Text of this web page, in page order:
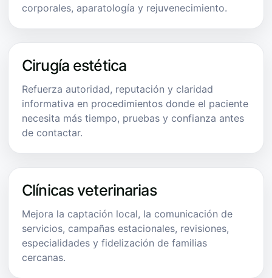
corporales, aparatología y rejuvenecimiento.
Cirugía estética
Refuerza autoridad, reputación y claridad
informativa en procedimientos donde el paciente
necesita más tiempo, pruebas y confianza antes
de contactar.
Clínicas veterinarias
Mejora la captación local, la comunicación de
servicios, campañas estacionales, revisiones,
especialidades y fidelización de familias
cercanas.